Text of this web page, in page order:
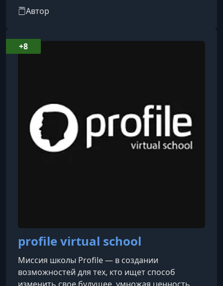
и улучшить вашу жизнь. Академически
всеобъемлющие и неустанно увлекательные,
протяжении всей жизни встретиться лицом к
лицу с величайшими профессорами мира и
Автор
profile virtual school
Миссия школы Profile — в создании
возможностей для тех, кто ищет способ
+8